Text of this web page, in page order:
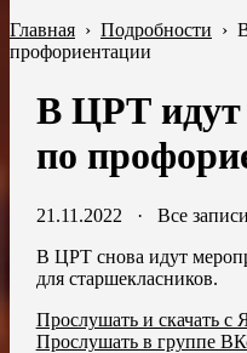
Главная › Подробности ›
профориентации
В ЦРТ идут
по
21.11.2022 · Все
В ЦРТ снова идут
для старшекласников.
Прослушать и скачать с
Прослушать в группе